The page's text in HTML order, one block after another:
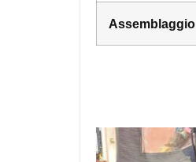
Assemblaggio